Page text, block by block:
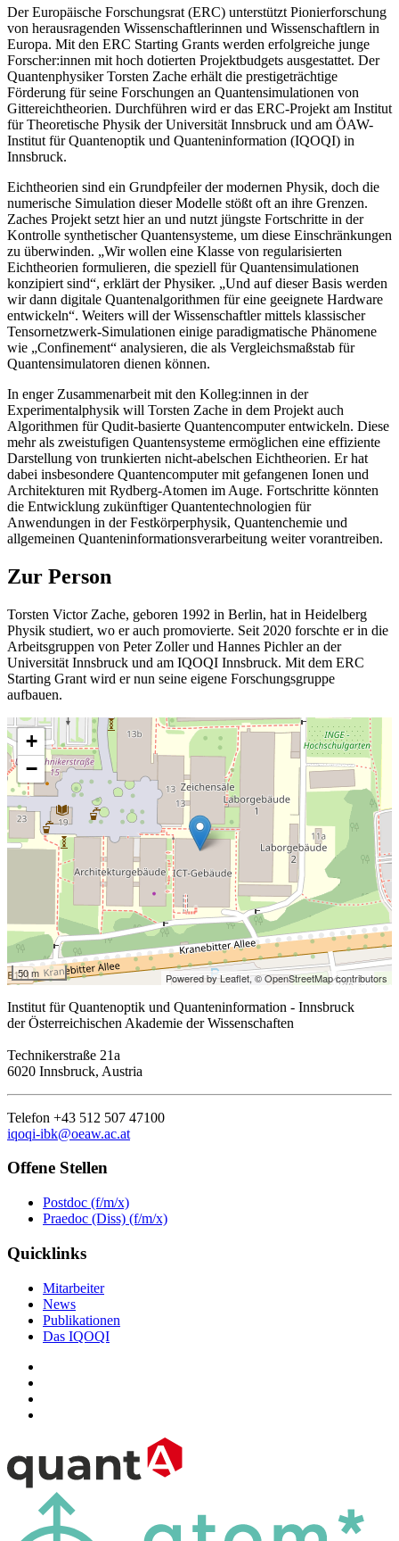
Der Europäische Forschungsrat (ERC) unterstützt Pionierforschung
von herausragenden Wissenschaftlerinnen und Wissenschaftlern in
Europa. Mit den ERC Starting Grants werden erfolgreiche junge
Forscher:innen mit hoch dotierten Projektbudgets ausgestattet. Der
Quantenphysiker Torsten Zache erhält die prestigeträchtige
Förderung für seine Forschungen an Quantensimulationen von
Gittereichtheorien. Durchführen wird er das ERC-Projekt am Institut
für Theoretische Physik der Universität Innsbruck und am ÖAW-
Institut für Quantenoptik und Quanteninformation (IQOQI) in
Innsbruck.
Eichtheorien sind ein Grundpfeiler der modernen Physik, doch die
numerische Simulation dieser Modelle stößt oft an ihre Grenzen.
Zaches Projekt setzt hier an und nutzt jüngste Fortschritte in der
Kontrolle synthetischer Quantensysteme, um diese Einschränkungen
zu überwinden. „Wir wollen eine Klasse von regularisierten
Eichtheorien formulieren, die speziell für Quantensimulationen
konzipiert sind“, erklärt der Physiker. „Und auf dieser Basis werden
wir dann digitale Quantenalgorithmen für eine geeignete Hardware
entwickeln“. Weiters will der Wissenschaftler mittels klassischer
Tensornetzwerk-Simulationen einige paradigmatische Phänomene
wie „Confinement“ analysieren, die als Vergleichsmaßstab für
Quantensimulatoren dienen können.
In enger Zusammenarbeit mit den Kolleg:innen in der
Experimentalphysik will Torsten Zache in dem Projekt auch
Algorithmen für Qudit-basierte Quantencomputer entwickeln. Diese
mehr als zweistufigen Quantensysteme ermöglichen eine effiziente
Darstellung von trunkierten nicht-abelschen Eichtheorien. Er hat
dabei insbesondere Quantencomputer mit gefangenen Ionen und
Architekturen mit Rydberg-Atomen im Auge. Fortschritte könnten
die Entwicklung zukünftiger Quantentechnologien für
Anwendungen in der Festkörperphysik, Quantenchemie und
allgemeinen Quanteninformationsverarbeitung weiter vorantreiben.
Zur Person
Torsten Victor Zache, geboren 1992 in Berlin, hat in Heidelberg
Physik studiert, wo er auch promovierte. Seit 2020 forschte er in die
Arbeitsgruppen von Peter Zoller und Hannes Pichler an der
Universität Innsbruck und am IQOQI Innsbruck. Mit dem ERC
Starting Grant wird er nun seine eigene Forschungsgruppe
aufbauen.
+
−
50 m Powered by Leaflet,© OpenStreetMap contributors
Institut für Quantenoptik und Quanteninformation - Innsbruck
der Österreichischen Akademie der Wissenschaften
Technikerstraße 21a
6020 Innsbruck, Austria
Telefon +43 512 507 47100
iqoqi-ibk@oeaw.ac.at
Offene Stellen
Postdoc (f/m/x)
Praedoc (Diss) (f/m/x)
Quicklinks
Mitarbeiter
News
Publikationen
Das IQOQI